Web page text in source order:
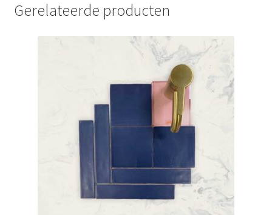
Gerelateerde producten